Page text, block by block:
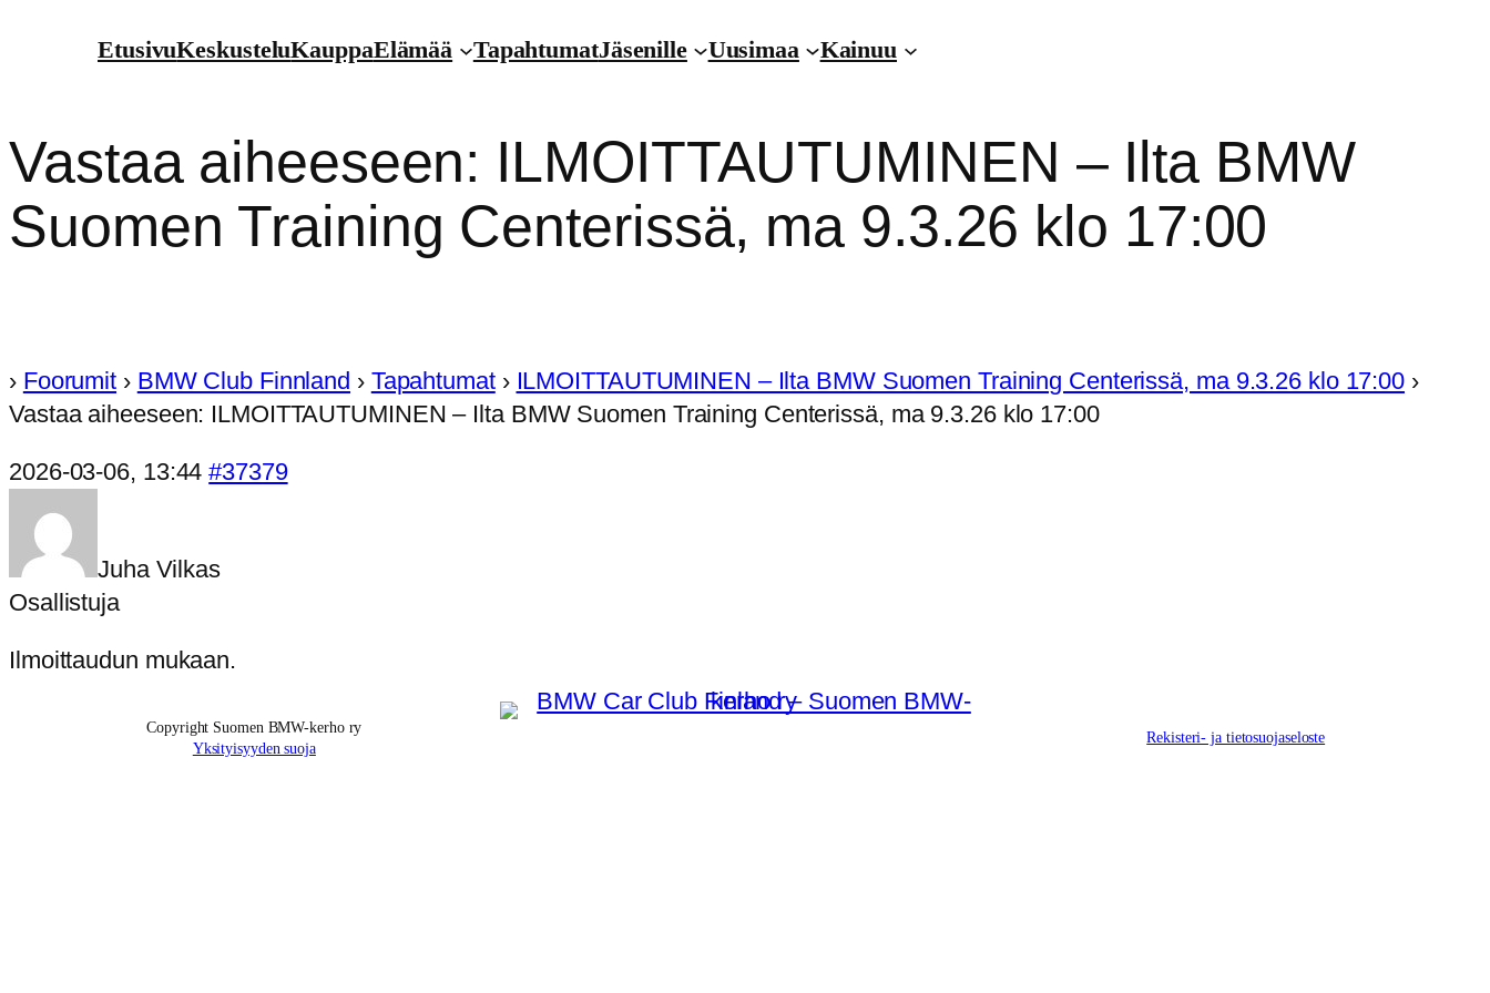
EtusivuKeskusteluKauppaElämää TapahtumatJäsenille Uusimaa Kainuu
Vastaa aiheeseen: ILMOITTAUTUMINEN – Ilta BMW
Suomen Training Centerissä, ma 9.3.26 klo 17:00
› Foorumit › BMW Club Finnland › Tapahtumat › ILMOITTAUTUMINEN – Ilta BMW Suomen Training Centerissä, ma 9.3.26 klo 17:00 ›
Vastaa aiheeseen: ILMOITTAUTUMINEN – Ilta BMW Suomen Training Centerissä, ma 9.3.26 klo 17:00
2026-03-06, 13:44 #37379
Juha Vilkas
Osallistuja
Ilmoittaudun mukaan.
Copyright Suomen BMW-kerho ry
Yksityisyyden suoja
Rekisteri- ja tietosuojaseloste